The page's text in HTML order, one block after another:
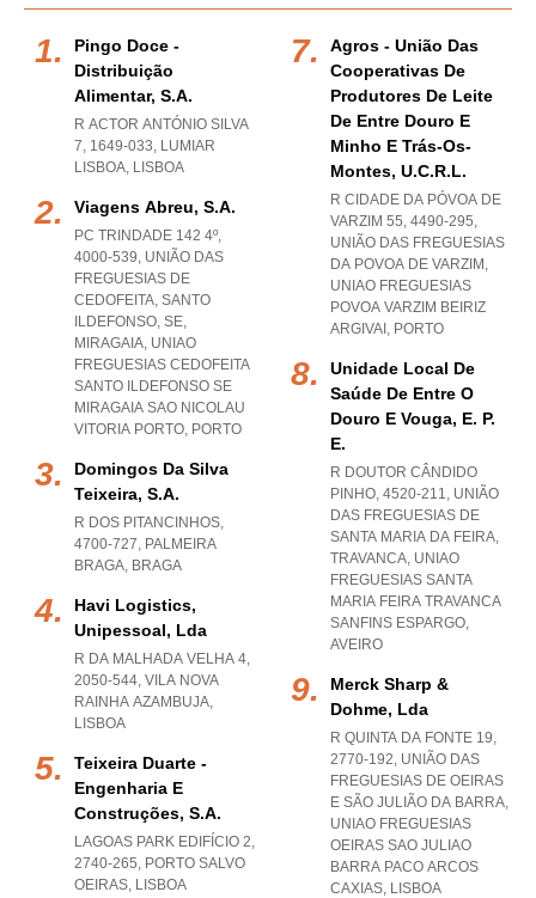
Pingo Doce -
Distribuição
Alimentar, S.a.
R ACTOR ANTÓNIO SILVA
7, 1649-033, LUMIAR
LISBOA, LISBOA
Viagens Abreu, S.a.
PC TRINDADE 142 4º,
4000-539, UNIÃO DAS
FREGUESIAS DE
CEDOFEITA, SANTO
ILDEFONSO, SE,
MIRAGAIA, UNIAO
FREGUESIAS CEDOFEITA
SANTO ILDEFONSO SE
MIRAGAIA SAO NICOLAU
VITORIA PORTO, PORTO
Domingos Da Silva
Teixeira, S.a.
R DOS PITANCINHOS,
4700-727, PALMEIRA
BRAGA, BRAGA
Havi Logistics,
Unipessoal, Lda
R DA MALHADA VELHA 4,
2050-544, VILA NOVA
RAINHA AZAMBUJA,
LISBOA
Teixeira Duarte -
Engenharia E
Construções, S.a.
LAGOAS PARK EDIFÍCIO 2,
2740-265, PORTO SALVO
OEIRAS, LISBOA
Agros - União Das
Cooperativas De
Produtores De Leite
De Entre Douro E
Minho E Trás-Os-
Montes, U.c.r.l.
R CIDADE DA PÓVOA DE
VARZIM 55, 4490-295,
UNIÃO DAS FREGUESIAS
DA POVOA DE VARZIM ,
UNIAO FREGUESIAS
POVOA VARZIM BEIRIZ
ARGIVAI , PORTO
Unidade Local De
Saúde De Entre O
Douro E Vouga, E. P.
E.
R DOUTOR CÂNDIDO
PINHO, 4520-211, UNIÃO
DAS FREGUESIAS DE
SANTA MARIA DA FEIRA,
TRAVANCA, UNIAO
FREGUESIAS SANTA
MARIA FEIRA TRAVANCA
SANFINS ESPARGO,
AVEIRO
Merck Sharp &
Dohme, Lda
R QUINTA DA FONTE 19,
2770-192, UNIÃO DAS
FREGUESIAS DE OEIRAS
E SÃO JULIÃO DA BARRA,
UNIAO FREGUESIAS
OEIRAS SAO JULIAO
BARRA PACO ARCOS
CAXIAS, LISBOA